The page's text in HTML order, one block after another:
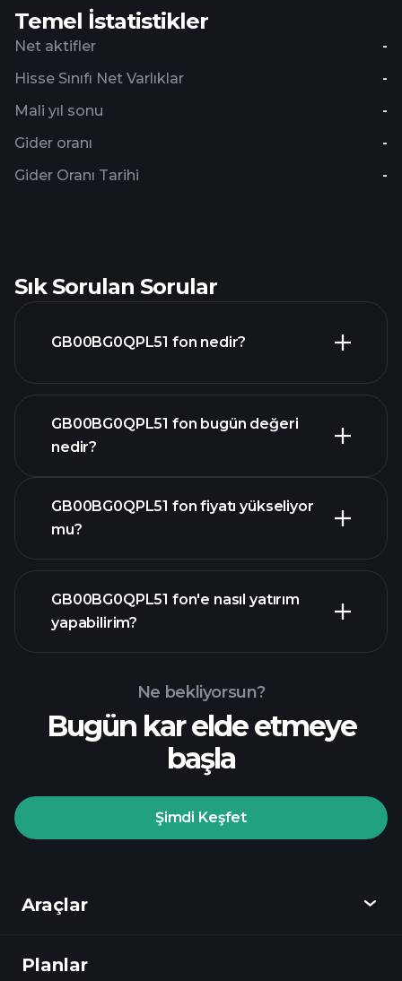
Temel İstatistikler
Net aktifler
-
Hisse Sınıfı Net Varlıklar
-
Mali yıl sonu
-
Gider oranı
-
Gider Oranı Tarihi
-
Sık Sorulan Sorular
GB00BG0QPL51 fon nedir?
GB00BG0QPL51 fon bugün değeri
nedir?
GB00BG0QPL51 fon fiyatı yükseliyor
mu?
GB00BG0QPL51 fon'e nasıl yatırım
yapabilirim?
Ne bekliyorsun?
Bugün kar elde etmeye
başla
Şimdi Keşfet
Araçlar
Keşfet
Planlar